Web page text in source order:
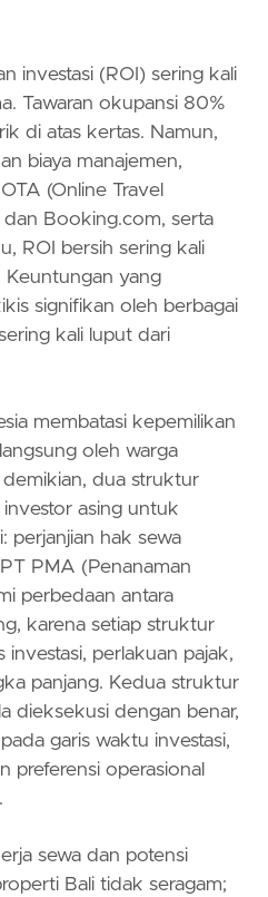
investasi (ROI) sering kali
Tawaran okupansi 80%
di atas kertas. Namun,
biaya manajemen,
(Online Travel
Booking.com, serta
ROI bersih sering kali
Keuntungan yang
signifikan oleh berbagai
kali luput dari
membatasi kepemilikan
oleh warga
demikian, dua struktur
asing untuk
perjanjian hak sewa
PMA (Penanaman
perbedaan antara
karena setiap struktur
perlakuan pajak,
panjang. Kedua struktur
dieksekusi dengan benar,
garis waktu investasi,
preferensi operasional
sewa dan potensi
Bali tidak seragam;